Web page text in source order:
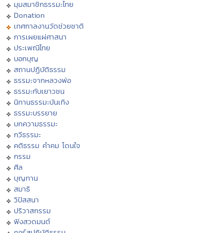
มุมสมาชิกธรรมะไทย
Donation
เทศกาลงานวัดช่วยชาติ
การเผยแผ่ศาสนา
ประเพณีไทย
บอกบุญ
สถานปฏิบัติธรรม
ธรรมะจากหลวงพ่อ
ธรรมะกับเยาวชน
นิทานธรรมะบันเทิง
ธรรมะบรรยาย
บทความธรรมะ
กวีธรรมะ
คติธรรม คำคม โดนใจ
กรรม
ศีล
บุญทาน
สมาธิ
วิปัสสนา
ปริวาสกรรม
ฟังสวดมนต์